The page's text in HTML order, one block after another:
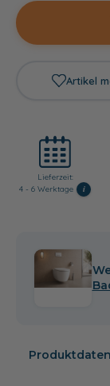
Artikel
Lieferzeit:
4 - 6 Werktage
i
Produktdaten